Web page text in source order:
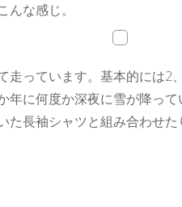
な感じ。
走っています。基本的には2
年に何度か深夜に雪が降っ
た長袖シャツと組み合わせ